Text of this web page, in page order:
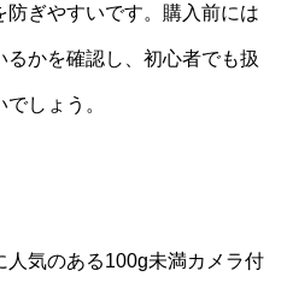
ぎやすいです。購入前には
かを確認し、初心者でも扱
しょう。
人気のある100g未満カメラ付